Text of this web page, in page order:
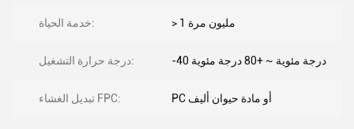
خدمة الحياة: > 1 مليون مرة
درجة حرارة التشغيل: -40 درجة مئوية ~ +80 درجة مئوية
تبديل الغشاء FPC: PC أو مادة حيوان أليف